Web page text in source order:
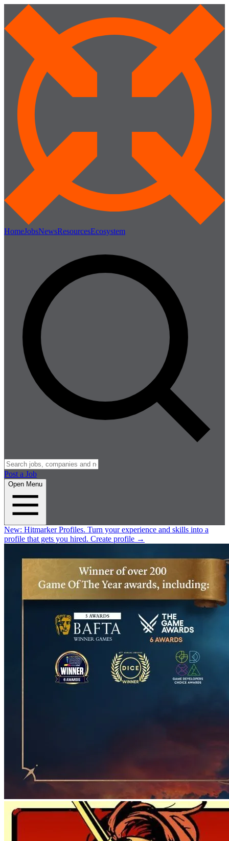
HomeJobsNewsResourcesEcosystem
Post a Job
Open Menu
New: Hitmarker Profiles. Turn your experience and skills into a
profile that gets you hired. Create profile →